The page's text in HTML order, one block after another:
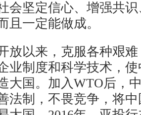
会坚定信心、增强共
且一定能做成。
以来，克服各种艰难
业制度和科学技术，
大国。加入WTO后，
法制，不畏竞争，将